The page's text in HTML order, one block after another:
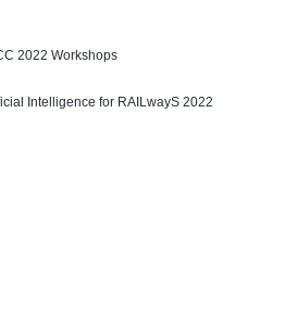
2022 Workshops
Intelligence for RAILwayS 2022